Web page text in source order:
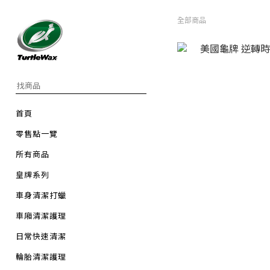
首頁
零售點一覽
所有商品
皇牌系列
車身清潔打蠟
車廂清潔護理
日常快速清潔
輪胎清潔護理
全部商品